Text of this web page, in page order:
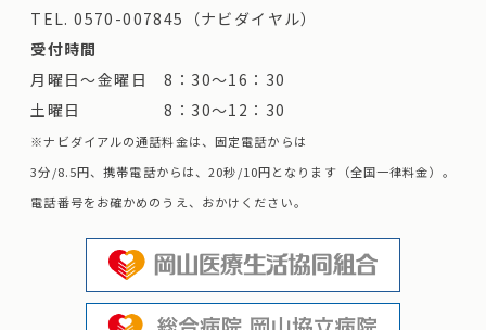
TEL.0570-007845（ナビダイヤル）
受付時間
月曜日～金曜日 8：30～16：30
土曜日 8：30～12：30
※ナビダイアルの通話料金は、固定電話からは
3分/8.5円、携帯電話からは、20秒/10円となります（全国一律料金）。
電話番号をお確かめのうえ、おかけください。